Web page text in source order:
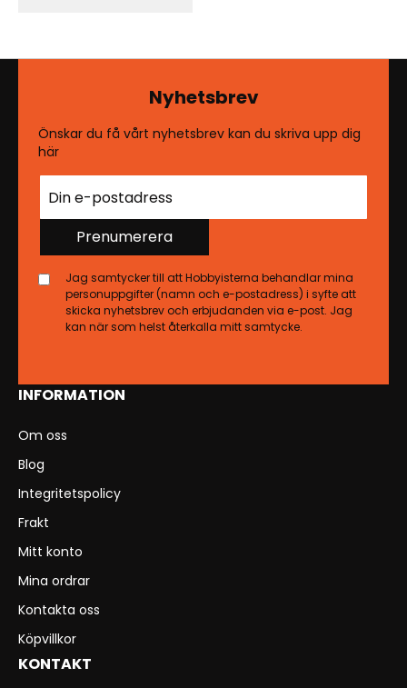
INFORMATION
Om oss
Blog
Integritetspolicy
Frakt
Mitt konto
Mina ordrar
Kontakta oss
Köpvillkor
KONTAKT
Nyhetsbrev
Önskar du få vårt nyhetsbrev kan du skriva upp dig
här
Prenumerera
Jag samtycker till att Hobbyisterna behandlar mina
personuppgifter (namn och e-postadress) i syfte att
skicka nyhetsbrev och erbjudanden via e-post. Jag
kan när som helst återkalla mitt samtycke.